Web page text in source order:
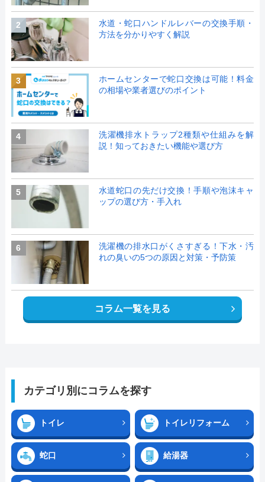
2
水道・蛇口ハンドルレバーの交換手順・
方法を分かりやすく解説
3
ホームセンターで蛇口交換は可能！料金
の相場や業者選びのポイント
4
洗濯機排水トラップ2種類や仕組みを解
説！知っておきたい機能や選び方
5
水道蛇口の先だけ交換！手順や泡沫キャ
ップの選び方・手入れ
6
洗濯機の排水口がくさすぎる！下水・汚
れの臭いの5つの原因と対策・予防策
コラム一覧を見る
カテゴリ別にコラムを探す
トイレ トイレリフォーム
蛇口 給湯器